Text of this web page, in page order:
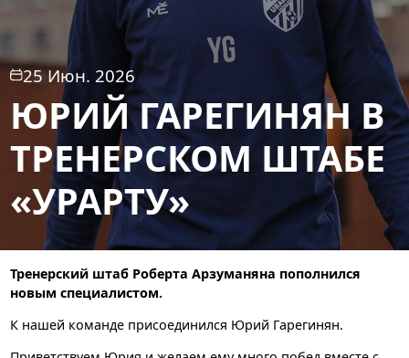
25 Июн. 2026
ЮРИЙ ГАРЕГИНЯН В
ТРЕНЕРСКОМ ШТАБЕ
«УРАРТУ»
Тренерский штаб Роберта Арзуманяна пополнился
новым специалистом.
К нашей команде присоединился Юрий Гарегинян.